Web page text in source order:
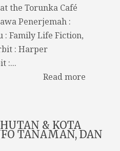
the Torunka Café
Penerjemah :
: Family Life Fiction,
: Harper
:...
Read more
& KOTA
TANAMAN, DAN